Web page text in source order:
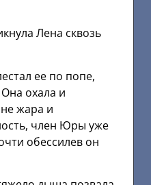
Лена сквозь
ее по попе,
охала и
жара и
член Юры уже
обессилев он